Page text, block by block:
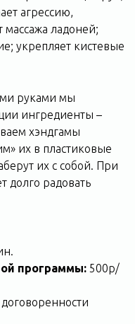
агрессию,
массажа ладоней;
укрепляет кистевые
руками мы
ингредиенты –
хэндгамы
их в пластиковые
их с собой. При
долго радовать
программы: 500р/